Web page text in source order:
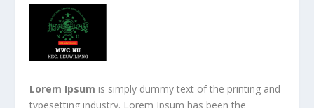
Lorem Ipsum is simply dummy text of the printing and
typesetting industry. Lorem Ipsum has been the